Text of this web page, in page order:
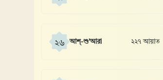
২৬ আশ্-শু’আরা ২২৭ আয়াত